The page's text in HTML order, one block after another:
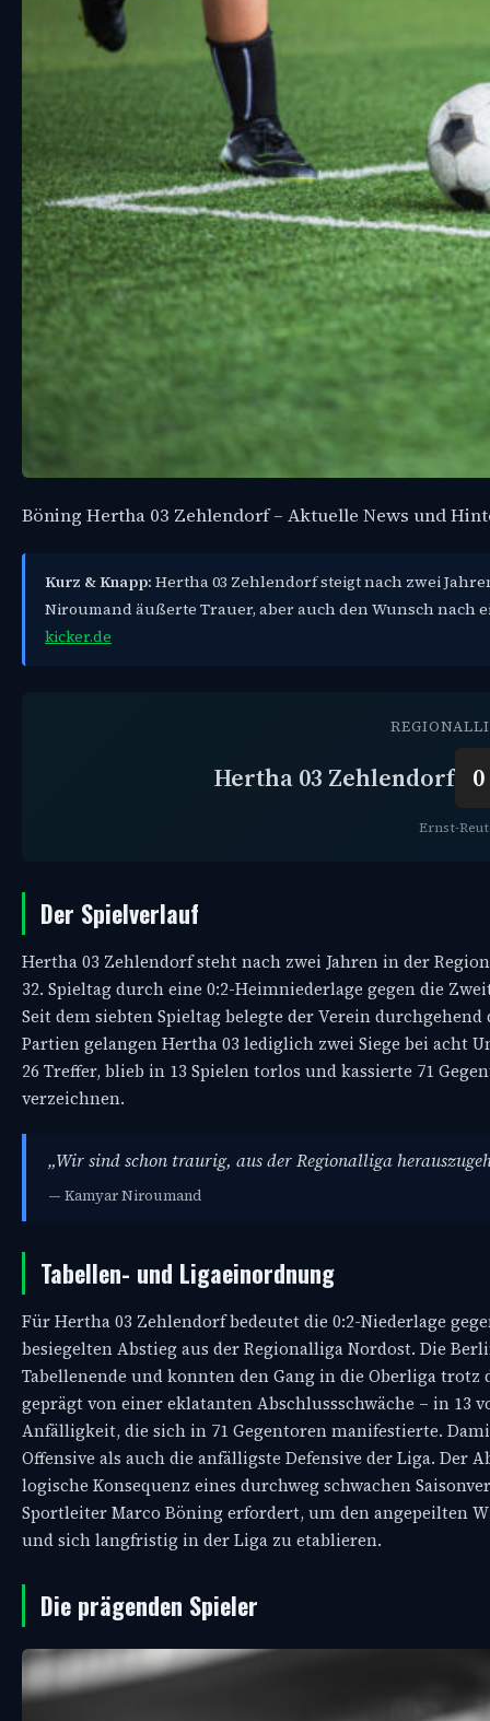
Böning Hertha 03 Zehlendorf – Aktuelle News und
Kurz & Knapp: Hertha 03 Zehlendorf steigt nach zwei
Niroumand äußerte Trauer, aber auch den Wunsch nach
kicker.de
Hertha 03 Zehlendorf
Ernst-
Der Spielverlauf
Hertha 03 Zehlendorf steht nach zwei Jahren in der
32. Spieltag durch eine 0:2-Heimniederlage gegen die
Seit dem siebten Spieltag belegte der Verein
Partien gelangen Hertha 03 lediglich zwei Siege bei acht
26 Treffer, blieb in 13 Spielen torlos und kassierte 71
verzeichnen.
„Wir sind schon traurig, aus der Regionalliga
— Kamyar Niroumand
Tabellen- und Ligaeinordnung
Für Hertha 03 Zehlendorf bedeutet die 0:2-Niederlage
besiegelten Abstieg aus der Regionalliga Nordost. Die
Tabellenende und konnten den Gang in die Oberliga
geprägt von einer eklatanten Abschlussschwäche – in 13
Anfälligkeit, die sich in 71 Gegentoren manifestierte.
Offensive als auch die anfälligste Defensive der Liga. Der
logische Konsequenz eines durchweg schwachen
Sportleiter Marco Böning erfordert, um den angepeilten
und sich langfristig in der Liga zu etablieren.
Die prägenden Spieler